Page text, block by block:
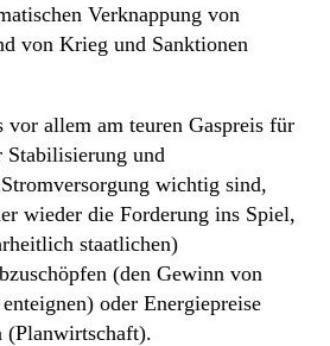
Verknappung von
von Krieg und Sanktionen
vor allem am teuren Gaspreis für
Stabilisierung und
wichtig sind,
wieder die Forderung ins Spiel,
staatlichen)
(den Gewinn von
oder Energiepreise
(Planwirtschaft).